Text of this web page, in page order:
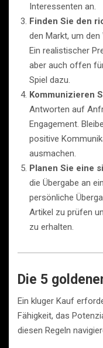
Interessenten an.
Finden Sie den
den Markt, um
Ein realistischer
aber auch offen
Spiel dazu.
Kommunizieren
Antworten auf
Engagement.
positive
ausmachen.
Planen Sie eine
die Übergabe an
persönliche
Artikel zu prüfen
zu erhalten.
Die 5
Ein kluger Kauf
Fähigkeit, das
diesen Regeln